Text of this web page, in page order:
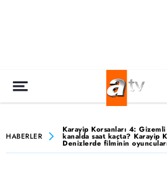
HABERLER
Karayip Korsanları 4:
kanalda saat kaçta? Karayip
Denizlerde filminin